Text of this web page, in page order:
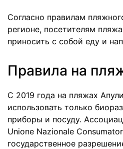
Согласно правилам
регионе, посетителям
приносить с собой еду и
Правила на
С 2019 года на пляжах
использовать только
приборы и посуду.
Unione Nazionale
государственное